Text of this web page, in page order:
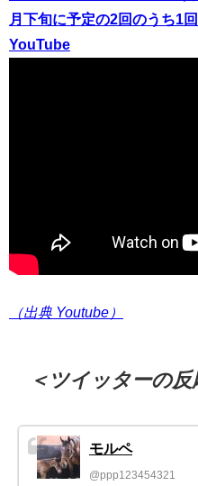
月下旬に予定の2回のうち1
YouTube
（出典 Youtube）
＜ツイッターの反
モルペ
@ppp123454321